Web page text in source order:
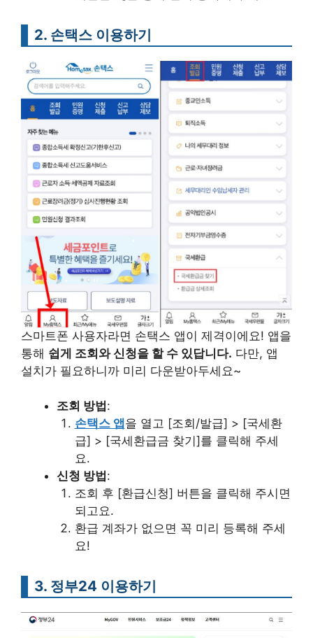
2. 손택스 이용하기
스마트폰 사용자라면 손택스 앱이 제격이에요! 앱을
통해 쉽게 조회와 신청을 할 수 있답니다. 다만, 앱
설치가 필요하니까 미리 다운받아두세요~
조회 방법 :
손택스 앱 을 열고 [조회/발급] > [국세환
급] > [국세환급금 찾기]를 클릭해 주세
요.
신청 방법 :
조회 후 [환급신청] 버튼을 클릭해 주시면
되고요.
환급 계좌가 없으면 꼭 미리 등록해 주세
요!
3. 정부24 이용하기